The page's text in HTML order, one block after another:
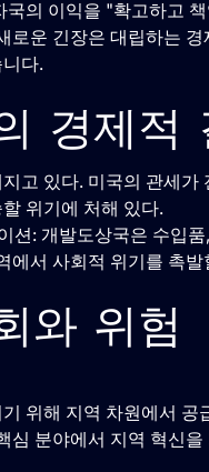
국의 이익을 "확고하고
로운 긴장은 대립하는
다.
경제적
고 있다. 미국의 관세
위기에 처해 있다.
션: 개발도상국은 수입
에서 사회적 위기를 촉발
와 위험
위해 지역 차원에서 공
심 분야에서 지역 혁신